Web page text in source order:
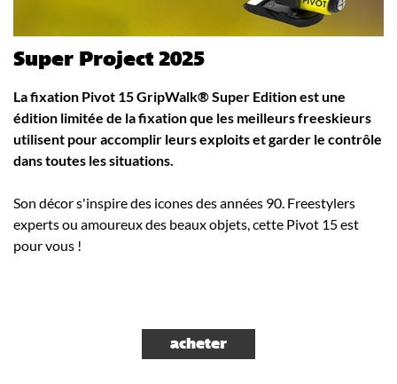
Super Project 2025
La fixation Pivot 15 GripWalk® Super Edition est une
édition limitée de la fixation que les meilleurs freeskieurs
utilisent pour accomplir leurs exploits et garder le contrôle
dans toutes les situations.
Son décor s'inspire des icones des années 90. Freestylers
experts ou amoureux des beaux objets, cette Pivot 15 est
pour vous !
acheter